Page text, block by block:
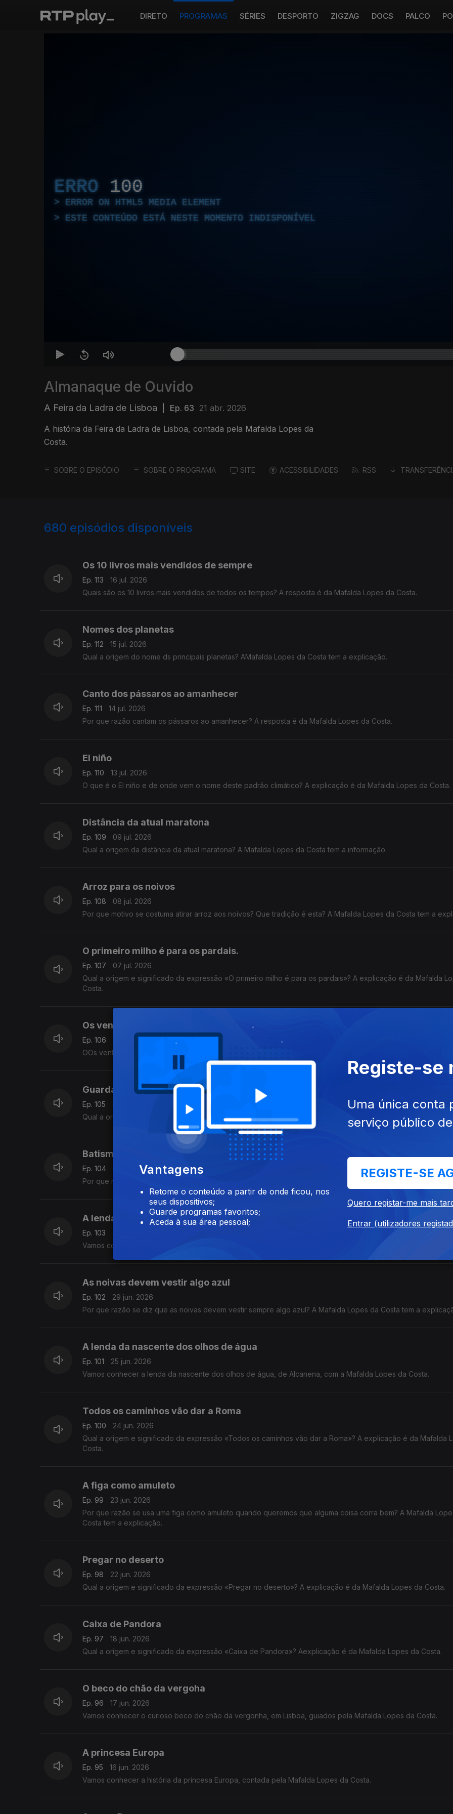
DIRETO PROGRAMAS SÉRIES DESPORTO ZIGZAG DOCS PALCO
ERRO 100
ERROR ON HTML5 MEDIA ELEMENT
ESTE CONTEÚDO ESTÁ NESTE MOMENTO INDISPONÍVEL
Almanaque de Ouvido
A Feira da Ladra de Lisboa Ep. 63 21 abr. 2026
A história da Feira da Ladra de Lisboa, contada pela Mafalda Lopes da
Costa.
SOBRE O EPISÓDIO SOBRE O PROGRAMA SITE ACESSIBILIDADES RSS
680 episódios disponíveis
Os 10 livros mais vendidos de sempre
Ep. 113
16 jul. 2026
Quais são os 10 livros mais vendidos de todos os tempos? A resposta é da Mafalda Lopes da Costa.
Nomes dos planetas
Ep. 112
15 jul. 2026
Qual a origem do nome ds principais planetas? AMafalda Lopes da Costa tem a explicação.
Canto dos pássaros ao amanhecer
Ep. 111
14 jul. 2026
Por que razão cantam os pássaros ao amanhecer? A resposta é da Mafalda Lopes da Costa.
El niño
Ep. 110
13 jul. 2026
O que é o El niño e de onde vem o nome deste padrão climático? A explicação é da Mafalda Lopes da Costa.
Distância da atual maratona
Ep. 109
09 jul. 2026
Qual a origem da distância da atual maratona? A Mafalda Lopes da Costa tem a informação.
Arroz para os noivos
Ep. 108
08 jul. 2026
Por que motivo se costuma atirar arroz aos noivos? Que tradição é esta? A Mafalda Lopes da Costa tem a
O primeiro milho é para os pardais.
Ep. 107
07 jul. 2026
Qual a origem e significado da expressão «O primeiro milho é para os pardais»? A explicação é da Mafalda
Costa.
Os ventos na mitologia grega.
Ep. 106
06 jul. 2026
OOs ventos na mitologia grega. O que se diz sobre isto? A Mafalda Lopes da Costa tem a explicação.
Guarda suíça do Vaticano
Ep. 105
Qual a origem da guarda suíça do Vaticano? A explicação é da Mafalda Lopes da Costa.
Batismo de navios
Ep. 104
01 jul. 2026
Por que razão se batizam os navios partindo uma garrafa no casco? A Mafalda Lopes da Costa tem a
A lenda de Loulé
Ep. 103
Vamos conhecer a lenda de Loulé contada pela Mafalda Lopes da Costa.
As noivas devem vestir algo azul
Ep. 102
29 jun. 2026
Por que razão se diz que as noivas devem vestir sempre algo azul? A Mafalda Lopes da Costa tem a
A lenda da nascente dos olhos de água
Ep. 101
25 jun. 2026
Vamos conhecer a lenda da nascente dos olhos de água, de Alcanena, com a Mafalda Lopes da Costa.
Todos os caminhos vão dar a Roma
Ep. 100
24 jun. 2026
Qual a origem e significado da expressão «Todos os caminhos vão dar a Roma»? A explicação é da Mafalda
Costa.
A figa como amuleto
Ep. 99
23 jun. 2026
Por que razão se usa uma figa como amuleto quando queremos que alguma coisa corra bem? A Mafalda
Costa tem a explicação.
Pregar no deserto
Ep. 98
22 jun. 2026
Qual a origem e significado da expressão «Pregar no deserto»? A explicação é da Mafalda Lopes da Costa.
Caixa de Pandora
Ep. 97
18 jun. 2026
Qual a origem e significado da expressão «Caixa de Pandora»? Aexplicação é da Mafalda Lopes da Costa.
O beco do chão da vergoha
Ep. 96
17 jun. 2026
Vamos conhecer o curioso beco do chão da vergonha, em Lisboa, guiados pela Mafalda Lopes da Costa.
A princesa Europa
Ep. 95
16 jun. 2026
Vamos conhecer a história da princesa Europa, contada pela Mafalda Lopes da Costa.
Vantagens
Retome o conteúdo a partir de onde ficou, nos
seus dispositivos;
Guarde programas favoritos;
Aceda à sua área pessoal;
Registe-se
Uma única conta
serviço público
REGISTE-SE
Quero registar-me mais
Entrar (utilizadores